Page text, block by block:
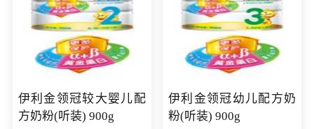
伊利金领冠较大婴儿配
方奶粉(听装) 900g
伊利金领冠幼儿配方奶
粉(听装) 900g